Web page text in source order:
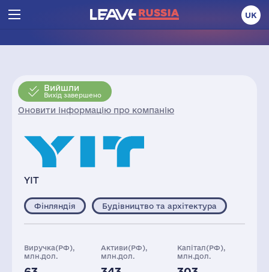
UK
Вийшли
Вихід завершено
Оновити інформацію про компанію
YIT
Фінляндія Будівництво та архітектура
Виручка(РФ),
млн.дол.
Активи(РФ),
млн.дол.
Капітал(РФ),
млн.дол.